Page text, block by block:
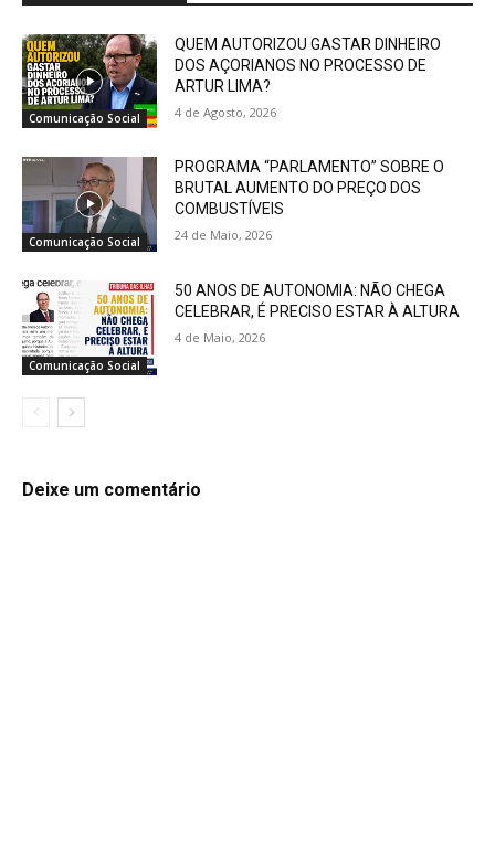
Comunicação Social
QUEM AUTORIZOU GASTAR DINHEIRO
DOS AÇORIANOS NO PROCESSO DE
ARTUR LIMA?
4 de Agosto, 2026
Comunicação Social
PROGRAMA “PARLAMENTO” SOBRE O
BRUTAL AUMENTO DO PREÇO DOS
COMBUSTÍVEIS
24 de Maio, 2026
Comunicação Social
50 ANOS DE AUTONOMIA: NÃO CHEGA
CELEBRAR, É PRECISO ESTAR À ALTURA
4 de Maio, 2026
Deixe um comentário